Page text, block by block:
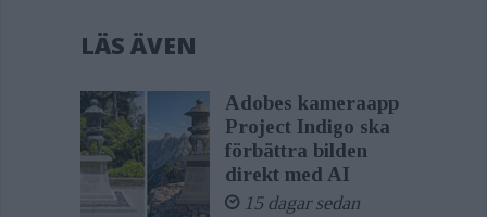
LÄS ÄVEN
Adobes kameraapp
Project Indigo ska
förbättra bilden
direkt med AI
15 dagar sedan